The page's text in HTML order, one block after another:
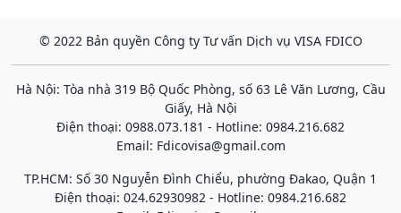
© 2022 Bản quyền Công ty Tư vấn Dịch vụ VISA FDICO
Hà Nội: Tòa nhà 319 Bộ Quốc Phòng, số 63 Lê Văn Lương, Cầu
Giấy, Hà Nội
Điện thoại: 0988.073.181 - Hotline: 0984.216.682
Email: Fdicovisa@gmail.com
TP.HCM: Số 30 Nguyễn Đình Chiểu, phường Đakao, Quận 1
Điện thoại: 024.62930982 - Hotline: 0984.216.682